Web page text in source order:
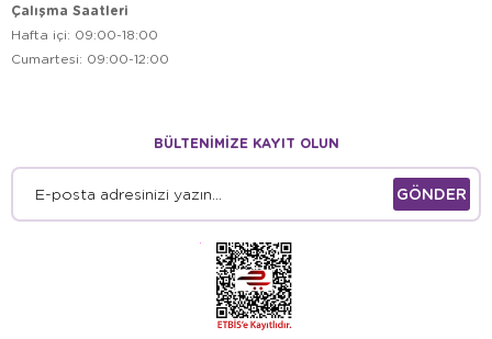
Çalışma Saatleri
Hafta içi: 09:00-18:00
Cumartesi: 09:00-12:00
BÜLTENİMİZE KAYIT OLUN
GÖNDER